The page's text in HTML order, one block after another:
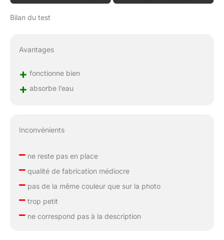
Bilan du test
Avantages
+ fonctionne bien
+ absorbe l’eau
Inconvénients
–ne reste pas en place
–qualité de fabrication médiocre
–pas de la même couleur que sur la photo
–trop petit
–ne correspond pas à la description